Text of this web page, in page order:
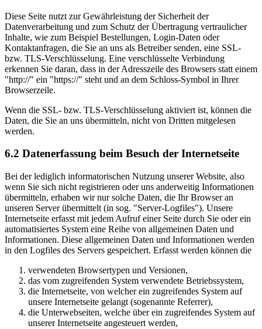
Diese Seite nutzt zur Gewährleistung der Sicherheit der
Datenverarbeitung und zum Schutz der Übertragung vertraulicher
Inhalte, wie zum Beispiel Bestellungen, Login-Daten oder
Kontaktanfragen, die Sie an uns als Betreiber senden, eine SSL-
bzw. TLS-Verschlüsselung. Eine verschlüsselte Verbindung
erkennen Sie daran, dass in der Adresszeile des Browsers statt einem
"http://" ein "https://" steht und an dem Schloss-Symbol in Ihrer
Browserzeile.
Wenn die SSL- bzw. TLS-Verschlüsselung aktiviert ist, können die
Daten, die Sie an uns übermitteln, nicht von Dritten mitgelesen
werden.
6.2 Datenerfassung beim Besuch der Internetseite
Bei der lediglich informatorischen Nutzung unserer Website, also
wenn Sie sich nicht registrieren oder uns anderweitig Informationen
übermitteln, erhaben wir nur solche Daten, die Ihr Browser an
unseren Server übermittelt (in sog. "Server-Logfiles"). Unsere
Internetseite erfasst mit jedem Aufruf einer Seite durch Sie oder ein
automatisiertes System eine Reihe von allgemeinen Daten und
Informationen. Diese allgemeinen Daten und Informationen werden
in den Logfiles des Servers gespeichert. Erfasst werden können die
verwendeten Browsertypen und Versionen,
das vom zugreifenden System verwendete Betriebssystem,
die Internetseite, von welcher ein zugreifendes System auf
unsere Internetseite gelangt (sogenannte Referrer),
die Unterwebseiten, welche über ein zugreifendes System auf
unserer Internetseite angesteuert werden,